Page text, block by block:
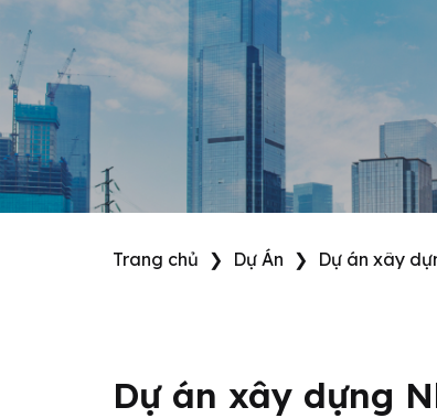
Trang chủ ❯ Dự Án ❯ Dự án xây
Dự án xây dựng